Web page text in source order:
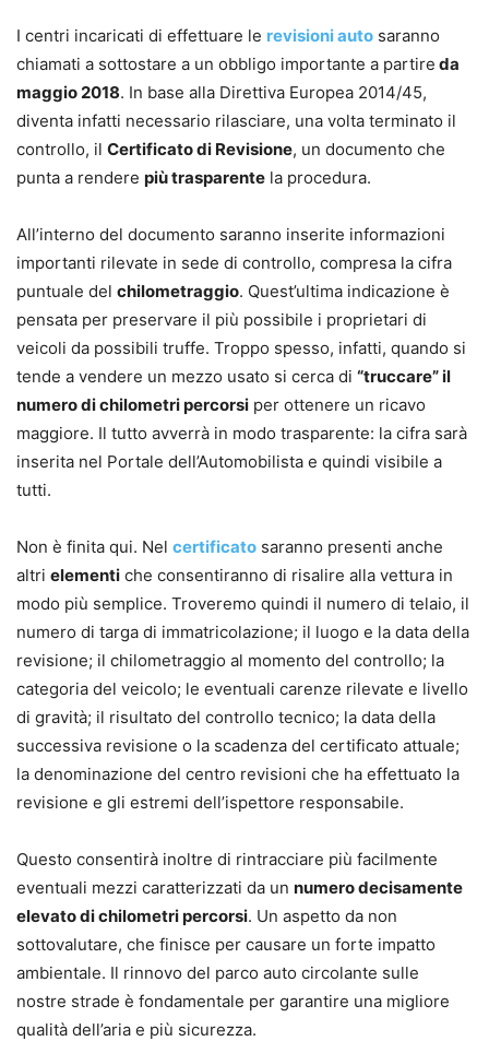
I centri incaricati di effettuare le revisioni auto saranno
chiamati a sottostare a un obbligo importante a partire da
maggio 2018. In base alla Direttiva Europea 2014/45,
diventa infatti necessario rilasciare, una volta terminato il
controllo, il Certificato di Revisione, un documento che
punta a rendere più trasparente la procedura.
All’interno del documento saranno inserite informazioni
importanti rilevate in sede di controllo, compresa la cifra
puntuale del chilometraggio. Quest’ultima indicazione è
pensata per preservare il più possibile i proprietari di
veicoli da possibili truffe. Troppo spesso, infatti, quando si
tende a vendere un mezzo usato si cerca di “truccare” il
numero di chilometri percorsi per ottenere un ricavo
maggiore. Il tutto avverrà in modo trasparente: la cifra sarà
inserita nel Portale dell’Automobilista e quindi visibile a
tutti.
Non è finita qui. Nel certificato saranno presenti anche
altri elementi che consentiranno di risalire alla vettura in
modo più semplice. Troveremo quindi il numero di telaio, il
numero di targa di immatricolazione; il luogo e la data della
revisione; il chilometraggio al momento del controllo; la
categoria del veicolo; le eventuali carenze rilevate e livello
di gravità; il risultato del controllo tecnico; la data della
successiva revisione o la scadenza del certificato attuale;
la denominazione del centro revisioni che ha effettuato la
revisione e gli estremi dell’ispettore responsabile.
Questo consentirà inoltre di rintracciare più facilmente
eventuali mezzi caratterizzati da un numero decisamente
elevato di chilometri percorsi. Un aspetto da non
sottovalutare, che finisce per causare un forte impatto
ambientale. Il rinnovo del parco auto circolante sulle
nostre strade è fondamentale per garantire una migliore
qualità dell’aria e più sicurezza.